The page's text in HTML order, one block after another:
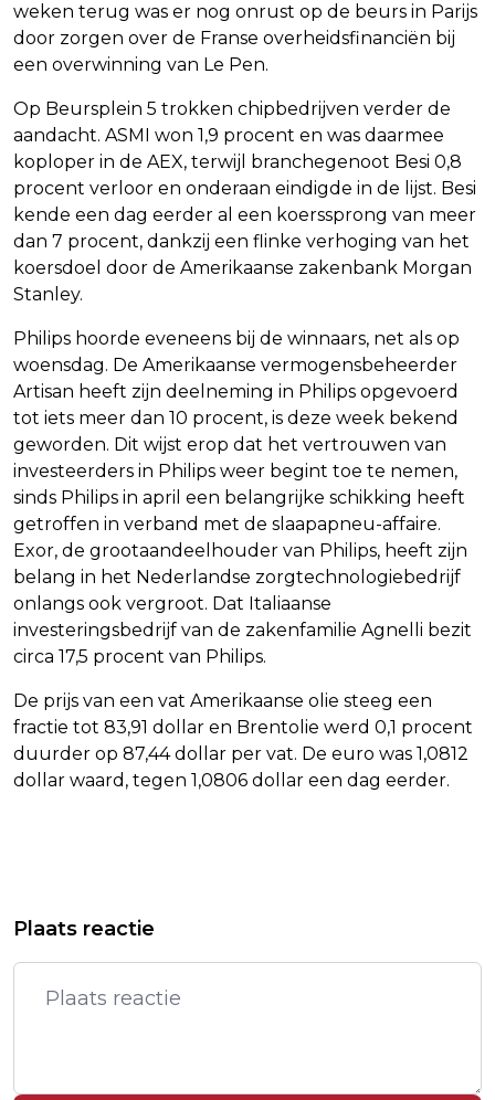
weken terug was er nog onrust op de beurs in Parijs
door zorgen over de Franse overheidsfinanciën bij
een overwinning van Le Pen.
Op Beursplein 5 trokken chipbedrijven verder de
aandacht. ASMI won 1,9 procent en was daarmee
koploper in de AEX, terwijl branchegenoot Besi 0,8
procent verloor en onderaan eindigde in de lijst. Besi
kende een dag eerder al een koerssprong van meer
dan 7 procent, dankzij een flinke verhoging van het
koersdoel door de Amerikaanse zakenbank Morgan
Stanley.
Philips hoorde eveneens bij de winnaars, net als op
woensdag. De Amerikaanse vermogensbeheerder
Artisan heeft zijn deelneming in Philips opgevoerd
tot iets meer dan 10 procent, is deze week bekend
geworden. Dit wijst erop dat het vertrouwen van
investeerders in Philips weer begint toe te nemen,
sinds Philips in april een belangrijke schikking heeft
getroffen in verband met de slaapapneu-affaire.
Exor, de grootaandeelhouder van Philips, heeft zijn
belang in het Nederlandse zorgtechnologiebedrijf
onlangs ook vergroot. Dat Italiaanse
investeringsbedrijf van de zakenfamilie Agnelli bezit
circa 17,5 procent van Philips.
De prijs van een vat Amerikaanse olie steeg een
fractie tot 83,91 dollar en Brentolie werd 0,1 procent
duurder op 87,44 dollar per vat. De euro was 1,0812
dollar waard, tegen 1,0806 dollar een dag eerder.
TEGEN NUMMER 277 VAN DE WERELD
SCHOOF: KORTSLUITING IN MIJN
HOOFD NA UITLATINGEN OVER
ABORTUS
Plaats reactie